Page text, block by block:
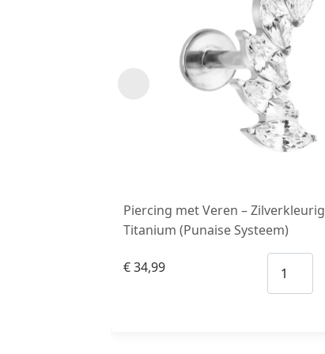
Piercing met Veren – Zilverkleurig
Titanium (Punaise Systeem)
€34,99